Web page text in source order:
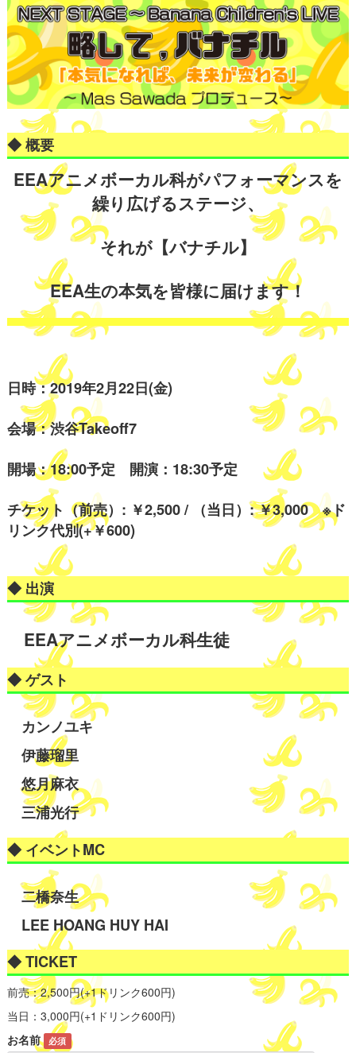
◆ 概要
EEAアニメボーカル科がパフォーマンスを
繰り広げるステージ、
それが【バナチル】
EEA生の本気を皆様に届けます！
日時：2019年2月22日(金)
会場：渋谷Takeoff7
開場：18:00予定 開演：18:30予定
チケット（前売）: ￥2,500 / （当日）: ￥3,000 ※ド
リンク代別(+￥600)
◆ 出演
EEAアニメボーカル科生徒
◆ ゲスト
カンノユキ
伊藤瑠里
悠月麻衣
三浦光行
◆ イベントMC
二橋奈生
LEE HOANG HUY HAI
◆ TICKET
前売：2,500円(+1ドリンク600円)
当日：3,000円(+1ドリンク600円)
お名前 必須